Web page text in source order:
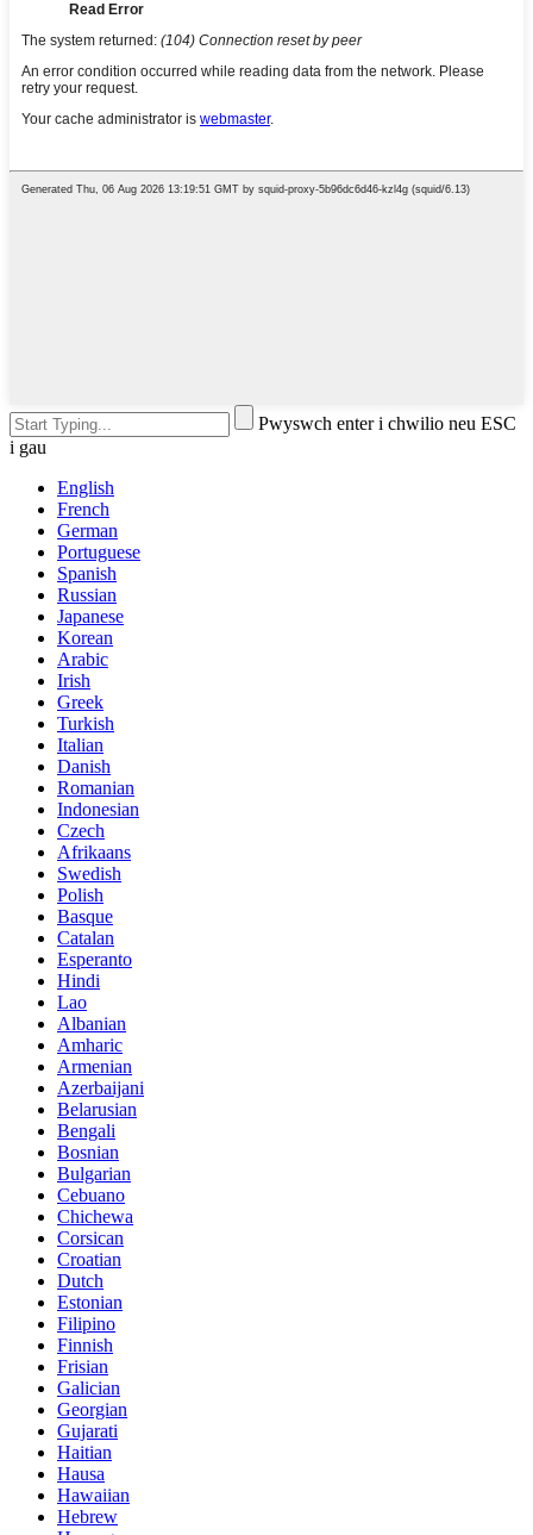
Pwyswch enter i chwilio neu ESC
i gau
English
French
German
Portuguese
Spanish
Russian
Japanese
Korean
Arabic
Irish
Greek
Turkish
Italian
Danish
Romanian
Indonesian
Czech
Afrikaans
Swedish
Polish
Basque
Catalan
Esperanto
Hindi
Lao
Albanian
Amharic
Armenian
Azerbaijani
Belarusian
Bengali
Bosnian
Bulgarian
Cebuano
Chichewa
Corsican
Croatian
Dutch
Estonian
Filipino
Finnish
Frisian
Galician
Georgian
Gujarati
Haitian
Hausa
Hawaiian
Hebrew